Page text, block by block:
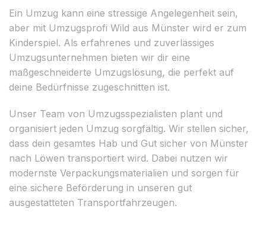
Ein Umzug kann eine stressige Angelegenheit sein,
aber mit Umzugsprofi Wild aus Münster wird er zum
Kinderspiel. Als erfahrenes und zuverlässiges
Umzugsunternehmen bieten wir dir eine
maßgeschneiderte Umzugslösung, die perfekt auf
deine Bedürfnisse zugeschnitten ist.
Unser Team von Umzugsspezialisten plant und
organisiert jeden Umzug sorgfältig. Wir stellen sicher,
dass dein gesamtes Hab und Gut sicher von Münster
nach Löwen transportiert wird. Dabei nutzen wir
modernste Verpackungsmaterialien und sorgen für
eine sichere Beförderung in unseren gut
ausgestatteten Transportfahrzeugen.